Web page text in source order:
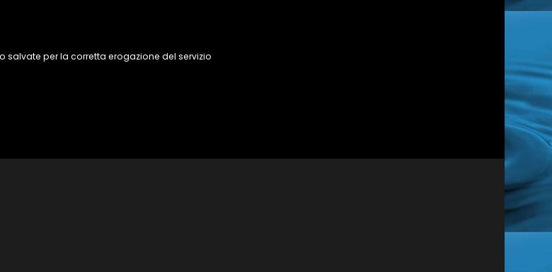
per la corretta erogazione del servizio